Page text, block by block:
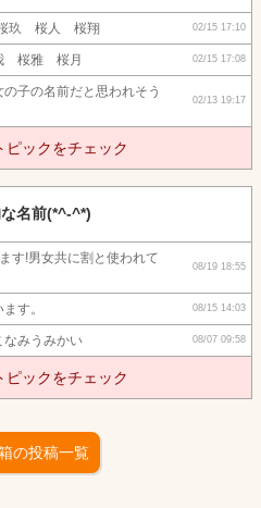
桜玖 桜人 桜翔 02/15 17:10
桜雅 桜月 02/15 17:08
子の名前だと思われそう
02/13 19:17
ピックをチェック
名前(*^-^*)
す!男女共に割と使われて
08/19 18:55
す。 08/15 14:03
なみうみかい 08/07 09:58
ピックをチェック
の投稿一覧